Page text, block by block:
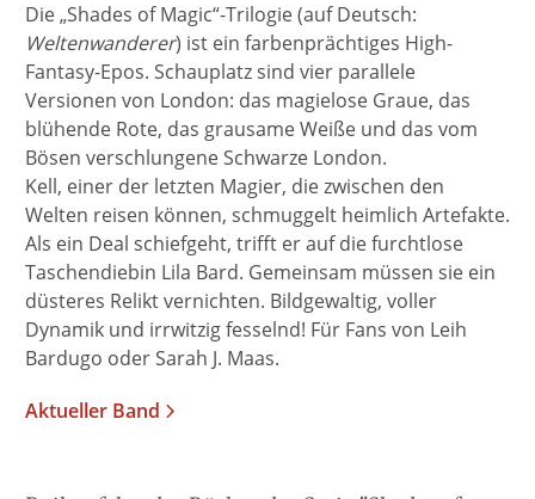
Die „Shades of Magic“-Trilogie (auf Deutsch:
Weltenwanderer) ist ein farbenprächtiges High-
Fantasy-Epos. Schauplatz sind vier parallele
Versionen von London: das magielose Graue, das
blühende Rote, das grausame Weiße und das vom
Bösen verschlungene Schwarze London.
Kell, einer der letzten Magier, die zwischen den
Welten reisen können, schmuggelt heimlich Artefakte.
Als ein Deal schiefgeht, trifft er auf die furchtlose
Taschendiebin Lila Bard. Gemeinsam müssen sie ein
düsteres Relikt vernichten. Bildgewaltig, voller
Dynamik und irrwitzig fesselnd! Für Fans von Leih
Bardugo oder Sarah J. Maas.
Aktueller Band